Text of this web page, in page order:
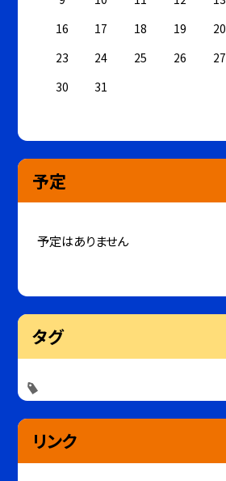
16
17 18 19 20
23
24 25 26 27
30
31
予定
予定はありません
タグ
リンク